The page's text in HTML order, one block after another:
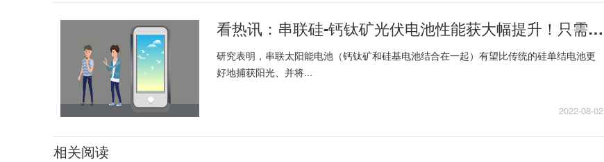
看热讯：串联硅-钙钛矿光伏电池性能获大幅提升！只需在中间加入……
研究表明，串联太阳能电池（钙钛矿和硅基电池结合在一起）有望比传统的硅单结电池更
好地捕获阳光、并将...
2022-08-02
相关阅读